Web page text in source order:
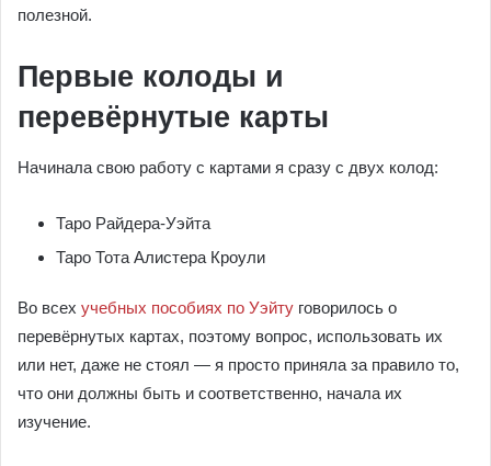
полезной.
Первые колоды и
перевёрнутые карты
Начинала свою работу с картами я сразу с двух колод:
Таро Райдера-Уэйта
Таро Тота Алистера Кроули
Во всех учебных пособиях по Уэйту говорилось о
перевёрнутых картах, поэтому вопрос, использовать их
или нет, даже не стоял — я просто приняла за правило то,
что они должны быть и соответственно, начала их
изучение.